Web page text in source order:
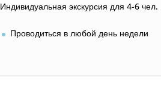
Индивидуальная экскурсия для 4-6 чел.
Проводиться в любой день недели